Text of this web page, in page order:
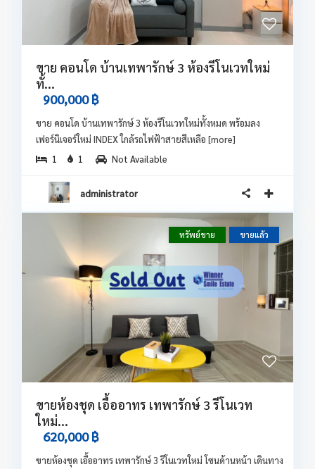
ขาย คอนโด บ้านเทพารักษ์ 3 ห้องรีโนเวทใหม่
ทั้...
900,000 ฿
ขาย คอนโด บ้านเทพารักษ์ 3 ห้องรีโนเวทใหม่ทั้งหมด พร้อมลง
เฟอร์นิเจอร์ใหม่ INDEX ใกล้รถไฟฟ้าสายสีเหลือ [more]
1
1 Not Available
administrator
ทรัพย์ขาย ขายแล้ว
ขายห้องชุด เอื้ออาทร เทพารักษ์ 3 รีโนเวท
ใหม่...
620,000 ฿
ขายห้องชุด เอื้ออาทร เทพารักษ์ 3 รีโนเวทใหม่ โซนด้านหน้า เดินทาง